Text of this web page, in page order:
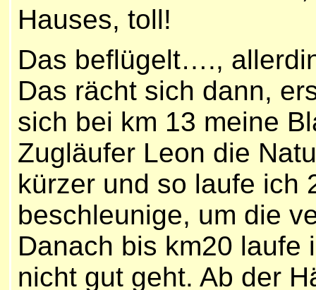
Hauses, toll!
Das beflügelt….,
Das rächt sich dann,
sich bei km 13 meine
Zugläufer Leon die
kürzer und so laufe ich
beschleunige, um die
Danach bis km20 laufe
nicht gut geht. Ab der